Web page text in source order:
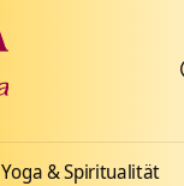
Yoga & Spiritualität